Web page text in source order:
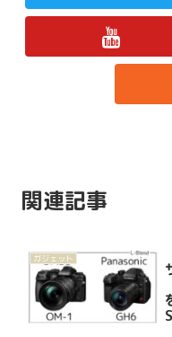
関連記事
ガジェット